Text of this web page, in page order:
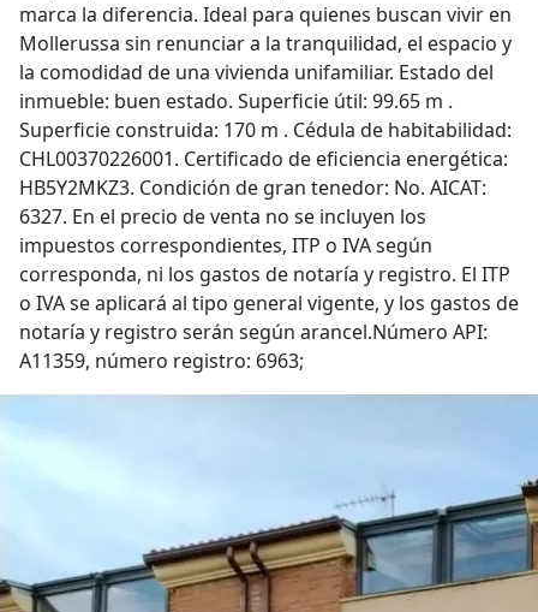
marca la diferencia. Ideal para quienes buscan vivir en
Mollerussa sin renunciar a la tranquilidad, el espacio y
la comodidad de una vivienda unifamiliar. Estado del
inmueble: buen estado. Superficie útil: 99.65 m .
Superficie construida: 170 m . Cédula de habitabilidad:
CHL00370226001. Certificado de eficiencia energética:
HB5Y2MKZ3. Condición de gran tenedor: No. AICAT:
6327. En el precio de venta no se incluyen los
impuestos correspondientes, ITP o IVA según
corresponda, ni los gastos de notaría y registro. El ITP
o IVA se aplicará al tipo general vigente, y los gastos de
notaría y registro serán según arancel.Número API:
A11359, número registro: 6963;